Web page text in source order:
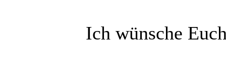
Ich wünsche